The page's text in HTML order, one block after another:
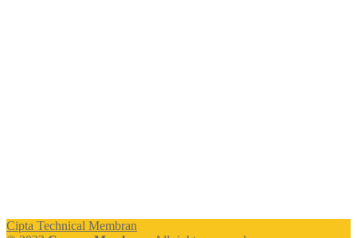
Cipta Technical Membran